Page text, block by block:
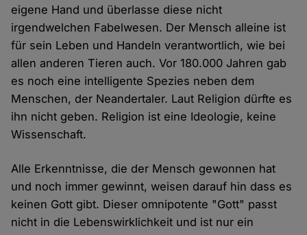
eigene Hand und überlasse diese nicht
irgendwelchen Fabelwesen. Der Mensch alleine ist
für sein Leben und Handeln verantwortlich, wie bei
allen anderen Tieren auch. Vor 180.000 Jahren gab
es noch eine intelligente Spezies neben dem
Menschen, der Neandertaler. Laut Religion dürfte es
ihn nicht geben. Religion ist eine Ideologie, keine
Wissenschaft.
Alle Erkenntnisse, die der Mensch gewonnen hat
und noch immer gewinnt, weisen darauf hin dass es
keinen Gott gibt. Dieser omnipotente "Gott" passt
nicht in die Lebenswirklichkeit und ist nur ein